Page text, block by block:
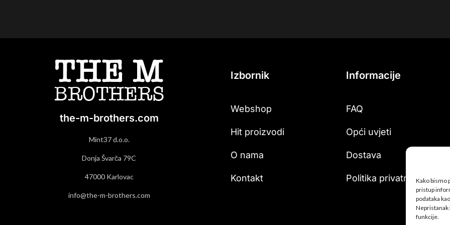
Kako bismo
pristup
podataka
Nepristanak
funkcije.
the-m-brothers.com
Mint37 d.o.o.
Donja Švarča 79C
47000 Karlovac
info@the-m-brothers.com
Izbornik
Webshop
Hit proizvodi
O nama
Kontakt
Informacije
FAQ
Opći uvjeti
Dostava
Politika privatnosti